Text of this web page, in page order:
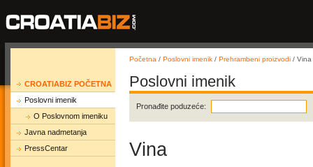
CROATIABIZ POČETNA
Poslovni imenik
O Poslovnom imeniku
Javna nadmetanja
PressCentar
Početna / Poslovni imenik / Prehrambeni proizvodi / Vina
Poslovni imenik
Pronađite poduzeće:
Vina